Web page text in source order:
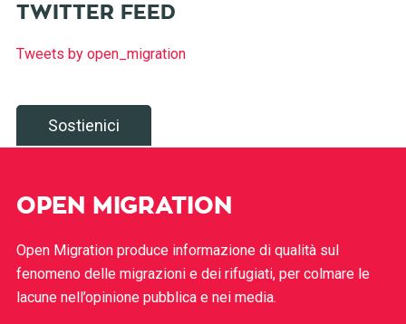
TWITTER FEED
Tweets by open_migration
Sostienici
OPEN MIGRATION
Open Migration produce informazione di qualità sul
fenomeno delle migrazioni e dei rifugiati, per colmare le
lacune nell’opinione pubblica e nei media.